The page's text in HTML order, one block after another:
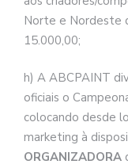
Norte e Nordeste
15.000,00;
h) A ABCPAINT
oficiais o
colocando desde
marketing à
ORGANIZADORA